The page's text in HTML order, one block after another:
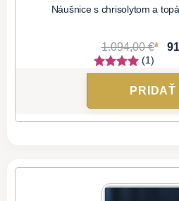
Náušnice s chrisolytom a
1.094,00 €*
(1)